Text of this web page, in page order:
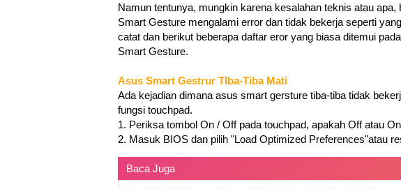
Namun tentunya, mungkin karena kesalahan teknis atau
Smart Gesture mengalami error dan tidak bekerja seperti
catat dan berikut beberapa daftar eror yang biasa ditemui
Smart Gesture.
Asus Smart Gestrur TIba-Tiba Mati
Ada kejadian dimana asus smart gersture tiba-tiba tidak
fungsi touchpad.
1. Periksa tombol On / Off pada touchpad, apakah Off atau
2. Masuk BIOS dan pilih "Load Optimized Preferences"atau
Baca Juga